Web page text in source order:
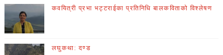
कवयित्री प्रभा भट्टराईका प्रतिनिधि बालकविताको विश्लेषण
लघुकथा: दण्ड